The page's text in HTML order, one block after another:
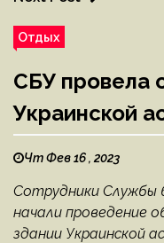
Отдых
СБУ провела
Украинской
Чт Фев 16 , 2023
Сотрудники Службы
начали проведение
здании Украинской